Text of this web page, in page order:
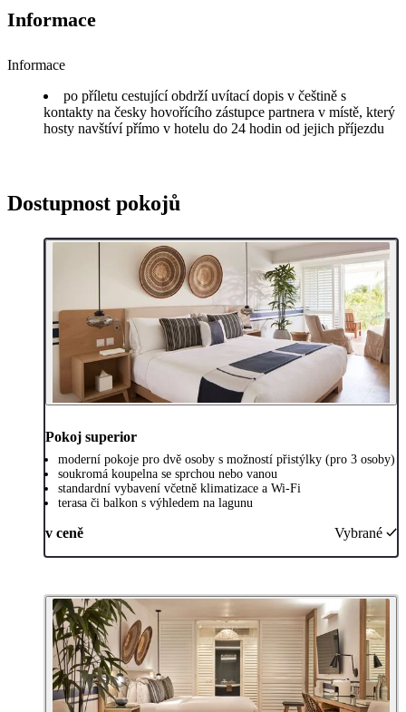
Informace
Informace
po příletu cestující obdrží uvítací dopis v češtině s
kontakty na česky hovořícího zástupce partnera v místě, který
hosty navštíví přímo v hotelu do 24 hodin od jejich příjezdu
Dostupnost pokojů
Pokoj superior
moderní pokoje pro dvě osoby s možností přistýlky (pro 3 osoby)
soukromá koupelna se sprchou nebo vanou
standardní vybavení včetně klimatizace a Wi-Fi
terasa či balkon s výhledem na lagunu
v ceně Vybrané